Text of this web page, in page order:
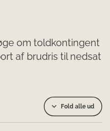
om toldkontingent
af brudris til nedsat
Fold alle ud